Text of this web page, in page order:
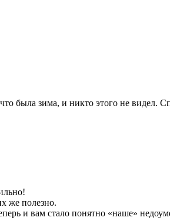
была зима, и никто этого не видел.
же полезно.
и вам стало понятно «наше»